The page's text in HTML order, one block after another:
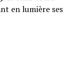
en lumière ses